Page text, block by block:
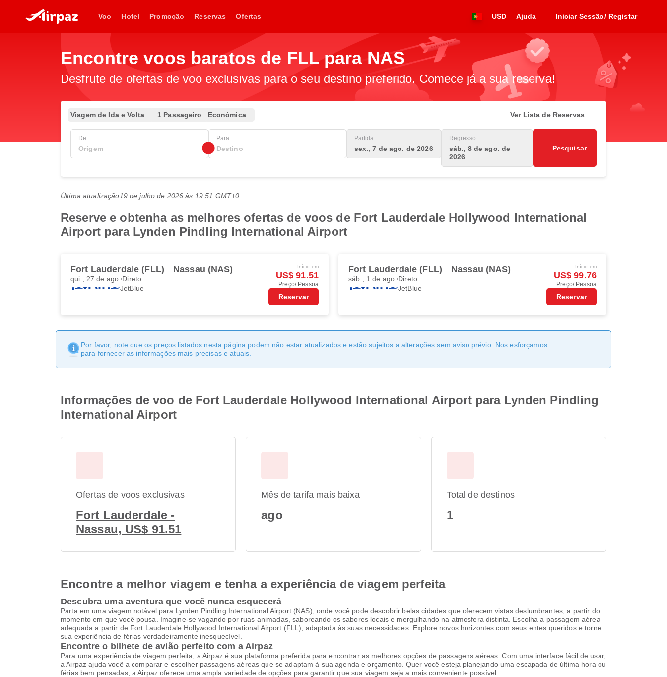
Voo Hotel Promoção Reservas Ofertas USD Ajuda Iniciar Sessão/ Registar
Encontre voos baratos de FLL para NAS
Desfrute de ofertas de voo exclusivas para o seu destino preferido. Comece já a sua reserva!
Viagem de Ida e Volta 1 Passageiro Económica Ver Lista de Reservas
De Para Partida
sex., 7 de ago. de 2026
Regresso
sáb., 8 de ago. de
2026
Pesquisar
Última atualização19 de julho de 2026 às 19:51 GMT+0
Reserve e obtenha as melhores ofertas de voos de Fort Lauderdale Hollywood International
Airport para Lynden Pindling International Airport
Fort Lauderdale (FLL) Nassau (NAS)
qui., 27 de ago. Direto
JetBlue
Início em
US$ 91.51
Preço/ Pessoa
Reservar
Fort Lauderdale (FLL) Nassau (NAS)
sáb., 1 de ago. Direto
JetBlue
Início em
US$ 99.76
Preço/ Pessoa
Reservar
Por favor, note que os preços listados nesta página podem não estar atualizados e estão sujeitos a alterações sem aviso prévio. Nos esforçamos
para fornecer as informações mais precisas e atuais.
Informações de voo de Fort Lauderdale Hollywood International Airport para Lynden Pindling
International Airport
Ofertas de voos exclusivas
Fort Lauderdale -
Nassau, US$ 91.51
Mês de tarifa mais baixa
ago
Total de destinos
1
Encontre a melhor viagem e tenha a experiência de viagem perfeita
Descubra uma aventura que você nunca esquecerá
Parta em uma viagem notável para Lynden Pindling International Airport (NAS), onde você pode descobrir belas cidades que oferecem vistas deslumbrantes, a partir do
momento em que você pousa. Imagine-se vagando por ruas animadas, saboreando os sabores locais e mergulhando na atmosfera distinta. Escolha a passagem aérea
adequada a partir de Fort Lauderdale Hollywood International Airport (FLL), adaptada às suas necessidades. Explore novos horizontes com seus entes queridos e torne
sua experiência de férias verdadeiramente inesquecível.
Encontre o bilhete de avião perfeito com a Airpaz
Para uma experiência de viagem perfeita, a Airpaz é sua plataforma preferida para encontrar as melhores opções de passagens aéreas. Com uma interface fácil de usar,
a Airpaz ajuda você a comparar e escolher passagens aéreas que se adaptam à sua agenda e orçamento. Quer você esteja planejando uma escapada de última hora ou
férias bem pensadas, a Airpaz oferece uma ampla variedade de opções para garantir que sua viagem seja a mais conveniente possível.